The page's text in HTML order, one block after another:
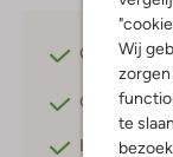
Wij
te
Gratis
Gratis
Betaal